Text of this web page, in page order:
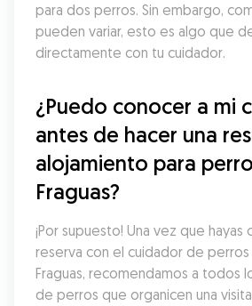
para dos perros. Sin embargo,
pueden variar, esto es algo que
directamente con tu cuidador.
¿Puedo conocer a mi
antes de hacer una
alojamiento para
Fraguas?
¡Por supuesto! Una vez que
reserva con el cuidador de
Fraguas, recomendamos a todos
de perros que organicen una